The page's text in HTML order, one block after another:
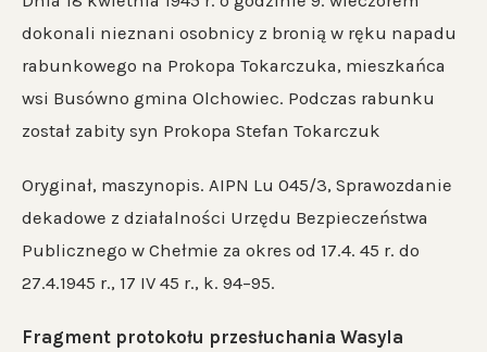
dokonali nieznani osobnicy z bronią w ręku napadu
rabunkowego na Prokopa Tokarczuka, mieszkańca
wsi Busówno gmina Olchowiec. Podczas rabunku
został zabity syn Prokopa Stefan Tokarczuk
Oryginał, maszynopis. AIPN Lu 045/3, Sprawozdanie
dekadowe z działalności Urzędu Bezpieczeństwa
Publicznego w Chełmie za okres od 17.4. 45 r. do
27.4.1945 r., 17 IV 45 r., k. 94–95.
Fragment protokołu przesłuchania Wasyla